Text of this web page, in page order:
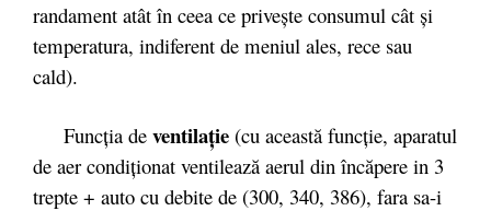
randament atât în ceea ce priveşte consumul cât şi
temperatura, indiferent de meniul ales, rece sau
cald).
Funcţia de ventilaţie (cu această funcţie, aparatul
de aer condiţionat ventilează aerul din încăpere in 3
trepte + auto cu debite de (300, 340, 386), fara sa-i